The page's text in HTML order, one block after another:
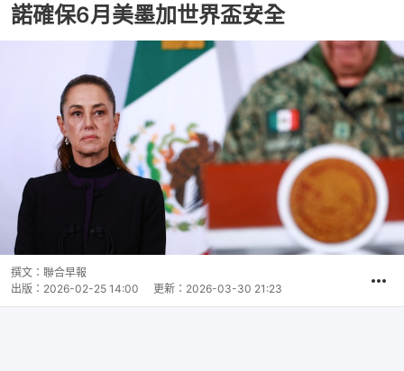
諾確保6月美墨加世界盃安全
撰文： 聯合早報
出版： 2026-02-25 14:00 更新： 2026-03-30 21:23